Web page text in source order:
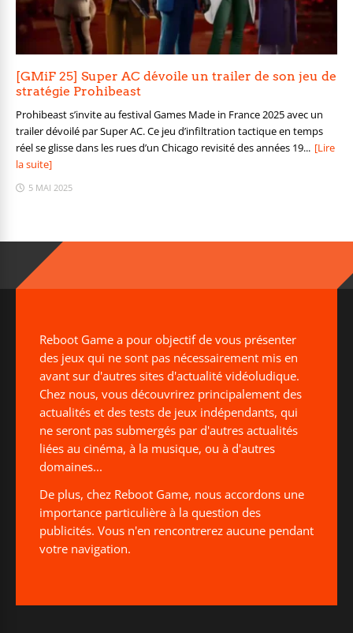
[GMiF 25] Super AC dévoile un trailer de son jeu de
stratégie Prohibeast
Prohibeast s’invite au festival Games Made in France 2025 avec un
trailer dévoilé par Super AC. Ce jeu d’infiltration tactique en temps
réel se glisse dans les rues d’un Chicago revisité des années 19... [Lire
la suite]
5 MAI 2025
Reboot Game a pour objectif de vous présenter
des jeux qui ne sont pas nécessairement mis en
avant sur d'autres sites d'actualité vidéoludique.
Chez nous, vous découvrirez principalement des
actualités et des tests de jeux indépendants, qui
ne seront pas submergés par d'autres actualités
liées au cinéma, à la musique, ou à d'autres
domaines...
De plus, chez Reboot Game, nous accordons une
importance particulière à la question des
publicités. Vous n'en rencontrerez aucune pendant
votre navigation.